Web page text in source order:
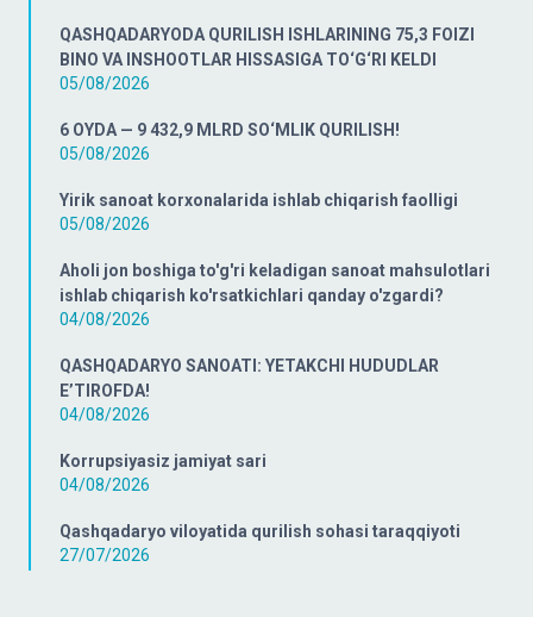
QASHQADARYODA QURILISH ISHLARINING 75,3 FOIZI
BINO VA INSHOOTLAR HISSASIGA TO‘G‘RI KELDI
05/08/2026
6 OYDA — 9 432,9 MLRD SO‘MLIK QURILISH!
05/08/2026
Yirik sanoat korxonalarida ishlab chiqarish faolligi
05/08/2026
Aholi jon boshiga to'g'ri keladigan sanoat mahsulotlari
ishlab chiqarish ko'rsatkichlari qanday o'zgardi?
04/08/2026
QASHQADARYO SANOATI: YETAKCHI HUDUDLAR
E’TIROFDA!
04/08/2026
Korrupsiyasiz jamiyat sari
04/08/2026
Qashqadaryo viloyatida qurilish sohasi taraqqiyoti
27/07/2026